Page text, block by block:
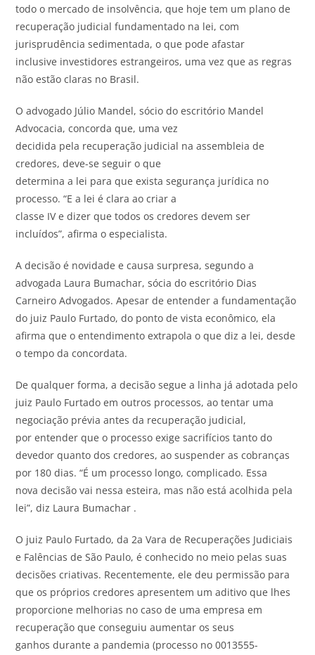
todo o mercado de insolvência, que hoje tem um plano de
recuperação judicial fundamentado na lei, com
jurisprudência sedimentada, o que pode afastar
inclusive investidores estrangeiros, uma vez que as regras
não estão claras no Brasil.
O advogado Júlio Mandel, sócio do escritório Mandel
Advocacia, concorda que, uma vez
decidida pela recuperação judicial na assembleia de
credores, deve-se seguir o que
determina a lei para que exista segurança jurídica no
processo. “E a lei é clara ao criar a
classe IV e dizer que todos os credores devem ser
incluídos”, afirma o especialista.
A decisão é novidade e causa surpresa, segundo a
advogada Laura Bumachar, sócia do escritório Dias
Carneiro Advogados. Apesar de entender a fundamentação
do juiz Paulo Furtado, do ponto de vista econômico, ela
afirma que o entendimento extrapola o que diz a lei, desde
o tempo da concordata.
De qualquer forma, a decisão segue a linha já adotada pelo
juiz Paulo Furtado em outros processos, ao tentar uma
negociação prévia antes da recuperação judicial,
por entender que o processo exige sacrifícios tanto do
devedor quanto dos credores, ao suspender as cobranças
por 180 dias. “É um processo longo, complicado. Essa
nova decisão vai nessa esteira, mas não está acolhida pela
lei”, diz Laura Bumachar .
O juiz Paulo Furtado, da 2a Vara de Recuperações Judiciais
e Falências de São Paulo, é conhecido no meio pelas suas
decisões criativas. Recentemente, ele deu permissão para
que os próprios credores apresentem um aditivo que lhes
proporcione melhorias no caso de uma empresa em
recuperação que conseguiu aumentar os seus
ganhos durante a pandemia (processo no 0013555-